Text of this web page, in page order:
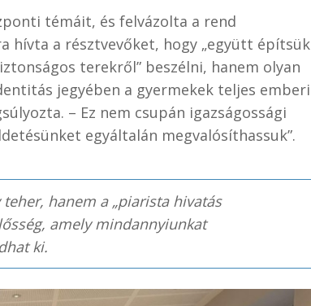
témáit, és felvázolta a rend
hívta a résztvevőket, hogy „együtt építsük
terekről” beszélni, hanem olyan
jegyében a gyermekek teljes emberi
– Ez nem csupán igazságossági
egyáltalán megvalósíthassuk”.
hanem a „piarista hivatás
amely mindannyiunkat
ki.